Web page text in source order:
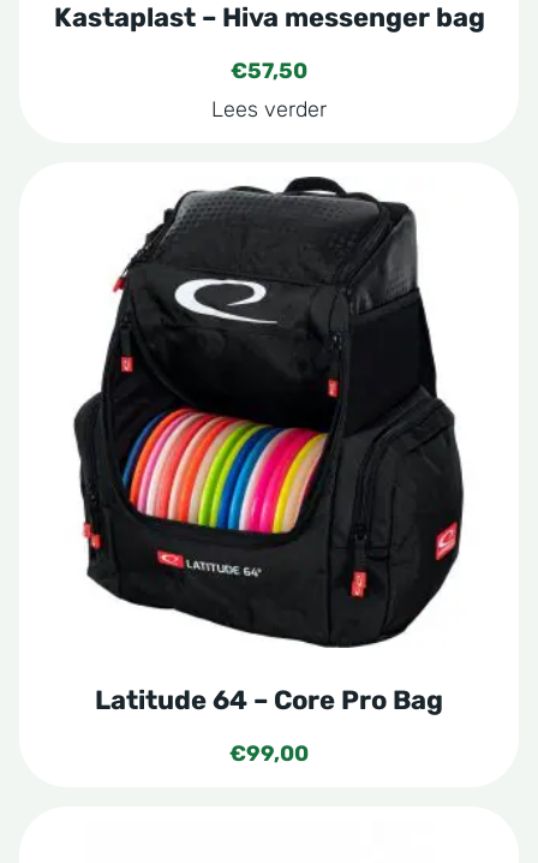
Kastaplast – Hiva messenger bag
€57,50
Lees verder
Latitude 64 – Core Pro Bag
€99,00
meerdere
variaties.
optie
gekozen
worden